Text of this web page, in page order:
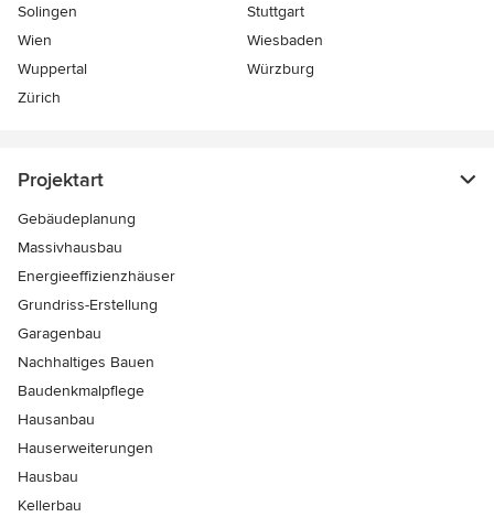
Solingen
Stuttgart
Wien
Wiesbaden
Wuppertal
Würzburg
Zürich
Projektart
Gebäudeplanung
Massivhausbau
Energieeffizienzhäuser
Grundriss-Erstellung
Garagenbau
Nachhaltiges Bauen
Baudenkmalpflege
Hausanbau
Hauserweiterungen
Hausbau
Kellerbau